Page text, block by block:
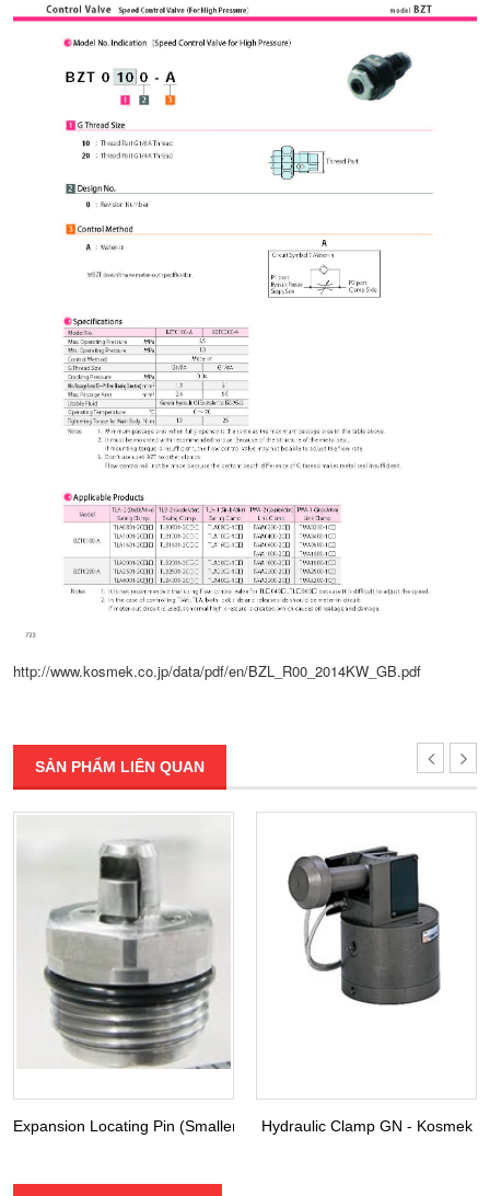
http://www.kosmek.co.jp/data/pdf/en/BZL_R00_2014KW_GB.pdf
SẢN PHẨM LIÊN QUAN
Expansion Locating Pin (Smaller Diameter) VRA VRC - Kosmek
Hydraulic Clamp GN - Kosmek